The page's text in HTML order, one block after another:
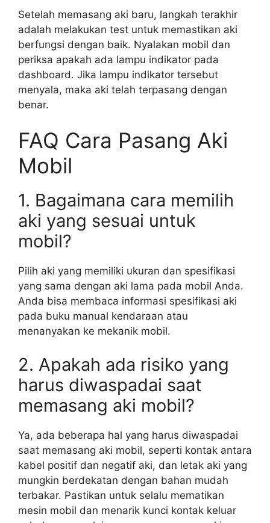
Setelah memasang aki baru, langkah terakhir
adalah melakukan test untuk memastikan aki
berfungsi dengan baik. Nyalakan mobil dan
periksa apakah ada lampu indikator pada
dashboard. Jika lampu indikator tersebut
menyala, maka aki telah terpasang dengan
benar.
FAQ Cara Pasang Aki
Mobil
1. Bagaimana cara memilih
aki yang sesuai untuk
mobil?
Pilih aki yang memiliki ukuran dan spesifikasi
yang sama dengan aki lama pada mobil Anda.
Anda bisa membaca informasi spesifikasi aki
pada buku manual kendaraan atau
menanyakan ke mekanik mobil.
2. Apakah ada risiko yang
harus diwaspadai saat
memasang aki mobil?
Ya, ada beberapa hal yang harus diwaspadai
saat memasang aki mobil, seperti kontak antara
kabel positif dan negatif aki, dan letak aki yang
mungkin berdekatan dengan bahan mudah
terbakar. Pastikan untuk selalu mematikan
mesin mobil dan menarik kunci kontak keluar